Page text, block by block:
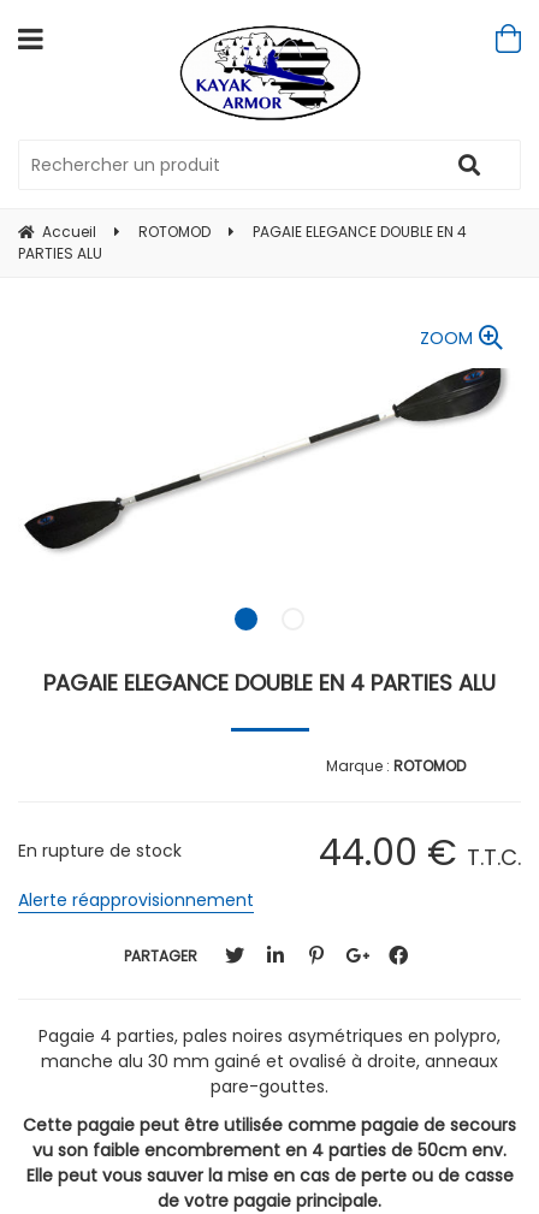
Accueil ROTOMOD
PAGAIE ELEGANCE DOUBLE EN 4
PARTIES ALU
ZOOM
PAGAIE ELEGANCE DOUBLE EN 4 PARTIES ALU
ROTOMOD
44.00 € T.T.C.
En rupture de stock
Alerte réapprovisionnement
PARTAGER
Pagaie 4 parties, pales noires asymétriques en polypro,
manche alu 30 mm gainé et ovalisé à droite, anneaux
pare-gouttes.
Cette pagaie peut être utilisée comme pagaie de secours
vu son faible encombrement en 4 parties de 50cm env.
Elle peut vous sauver la mise en cas de perte ou de casse
de votre pagaie principale.